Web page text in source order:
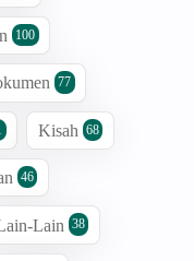
100
77
Kisah 68
46
Lain 38